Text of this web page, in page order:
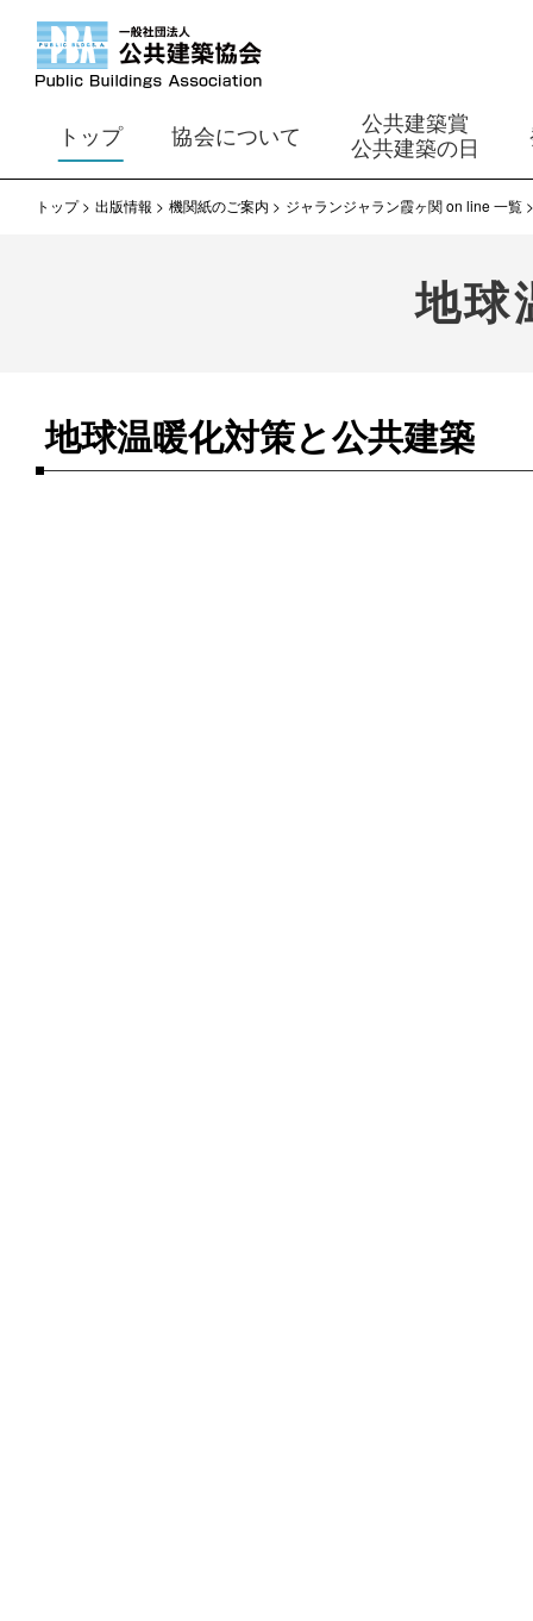
トップ 協会について
公共建築賞
公共建築の日
トップ 出版情報 機関紙のご案内 ジャランジャラン霞ヶ関 on line 一覧
地球
地球温暖化対策と公共建築